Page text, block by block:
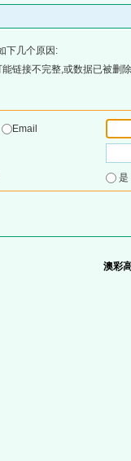
下几个原因:
链接不完整,或数据已被删
Email
澳彩